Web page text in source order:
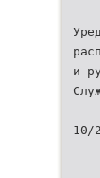
и
10/